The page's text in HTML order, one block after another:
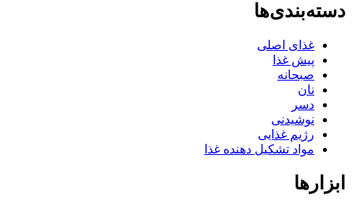
غذای اصلی
پیش غذا
صبحانه
نوشیدنی
رژیم غذایی
مواد تشکیل دهنده غذا